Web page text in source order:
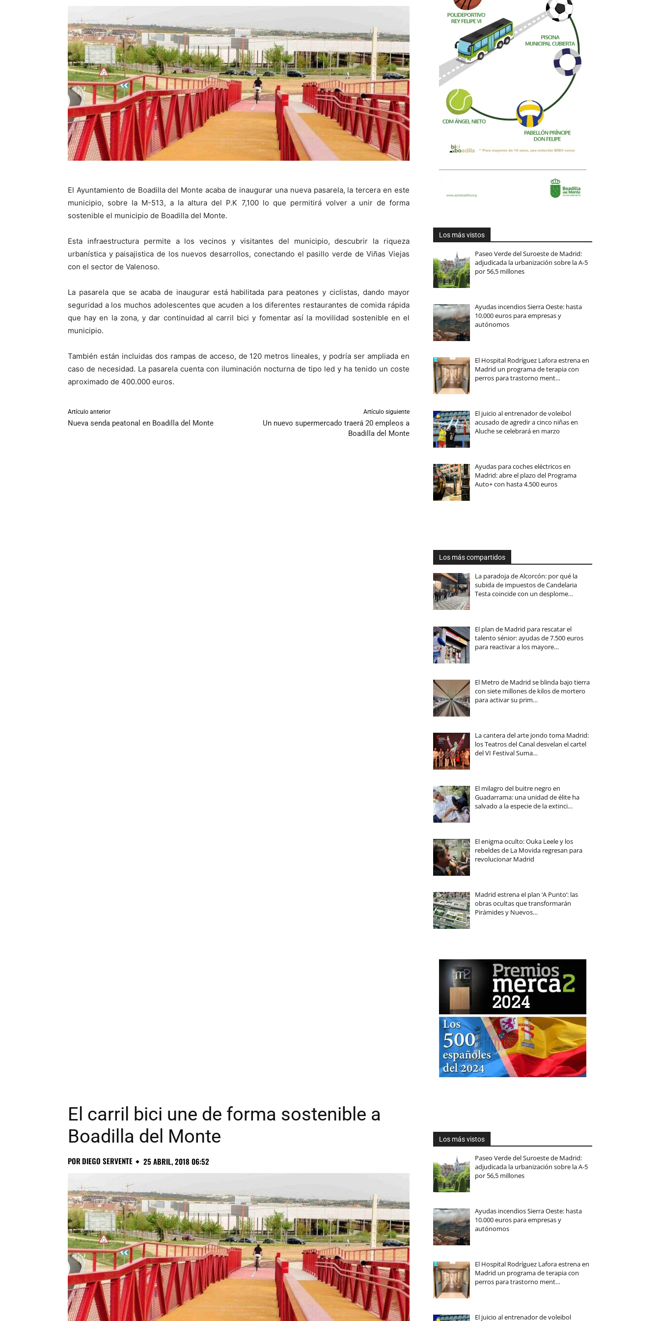
El Ayuntamiento de Boadilla del Monte acaba de inaugurar una nueva pasarela, la tercera en este
municipio, sobre la M-513, a la altura del P.K 7,100 lo que permitirá volver a unir de forma
sostenible el municipio de Boadilla del Monte.
Esta infraestructura permite a los vecinos y visitantes del municipio, descubrir la riqueza
urbanística y paisajistica de los nuevos desarrollos, conectando el pasillo verde de Viñas Viejas
con el sector de Valenoso.
La pasarela que se acaba de inaugurar está habilitada para peatones y ciclistas, dando mayor
seguridad a los muchos adolescentes que acuden a los diferentes restaurantes de comida rápida
que hay en la zona, y dar continuidad al carril bici y fomentar así la movilidad sostenible en el
municipio.
También están incluidas dos rampas de acceso, de 120 metros lineales, y podría ser ampliada en
caso de necesidad. La pasarela cuenta con iluminación nocturna de tipo led y ha tenido un coste
aproximado de 400.000 euros.
Artículo anterior
Nueva senda peatonal en Boadilla del Monte
Artículo siguiente
Un nuevo supermercado traerá 20 empleos a
Boadilla del Monte
Los más vistos
Paseo Verde del Suroeste de Madrid:
adjudicada la urbanización sobre la A-5
por 56,5 millones
Ayudas incendios Sierra Oeste: hasta
10.000 euros para empresas y
autónomos
El Hospital Rodríguez Lafora estrena en
Madrid un programa de terapia con
perros para trastorno ment…
El juicio al entrenador de voleibol
acusado de agredir a cinco niñas en
Aluche se celebrará en marzo
Ayudas para coches eléctricos en
Madrid: abre el plazo del Programa
Auto+ con hasta 4.500 euros
Los más compartidos
La paradoja de Alcorcón: por qué la
subida de impuestos de Candelaria
Testa coincide con un desplome…
El plan de Madrid para rescatar el
talento sénior: ayudas de 7.500 euros
para reactivar a los mayore…
El Metro de Madrid se blinda bajo tierra
con siete millones de kilos de mortero
para activar su prim…
La cantera del arte jondo toma Madrid:
los Teatros del Canal desvelan el cartel
del VI Festival Suma…
El milagro del buitre negro en
Guadarrama: una unidad de élite ha
salvado a la especie de la extinci…
El enigma oculto: Ouka Leele y los
rebeldes de La Movida regresan para
revolucionar Madrid
Madrid estrena el plan ‘A Punto’: las
obras ocultas que transformarán
Pirámides y Nuevos…
El carril bici une de forma sostenible a
Boadilla del Monte
PORDIEGO SERVENTE 25 ABRIL, 2018 06:52
Los más vistos
Paseo Verde del Suroeste de Madrid:
adjudicada la urbanización sobre la A-5
por 56,5 millones
Ayudas incendios Sierra Oeste: hasta
10.000 euros para empresas y
autónomos
El Hospital Rodríguez Lafora estrena en
Madrid un programa de terapia con
perros para trastorno ment…
El juicio al entrenador de voleibol